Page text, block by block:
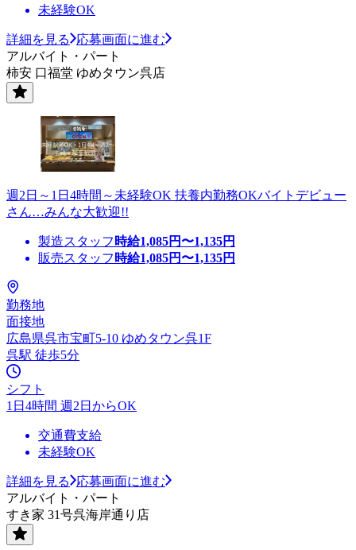
未経験OK
詳細を見る
応募画面に進む
アルバイト・パート
柿安 口福堂 ゆめタウン呉店
週2日～1日4時間～未経験OK 扶養内勤務OKバイトデビュー
さん…みんな大歓迎!!
製造スタッフ 時給1,085円〜1,135円
販売スタッフ 時給1,085円〜1,135円
勤務地
面接地
広島県呉市宝町5-10 ゆめタウン呉1F
呉駅 徒歩5分
シフト
1日4時間 週2日からOK
交通費支給
未経験OK
詳細を見る
応募画面に進む
アルバイト・パート
すき家 31号呉海岸通り店